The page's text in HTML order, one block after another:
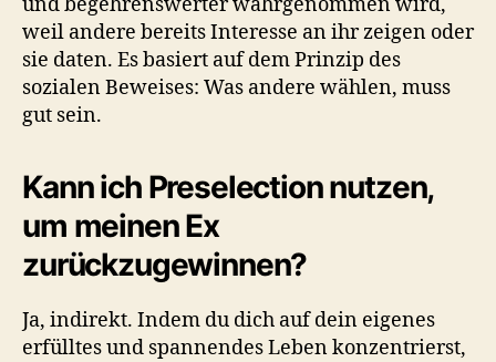
weil andere bereits Interesse an ihr zeigen oder
sie daten. Es basiert auf dem Prinzip des
sozialen Beweises: Was andere wählen, muss
gut sein.
Kann ich Preselection nutzen,
um meinen Ex
zurückzugewinnen?
Ja, indirekt. Indem du dich auf dein eigenes
erfülltes und spannendes Leben konzentrierst,